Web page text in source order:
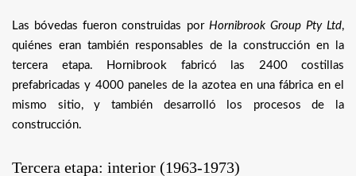
Las bóvedas fueron construidas por Hornibrook Group Pty Ltd,
quiénes eran también responsables de la construcción en la
tercera etapa. Hornibrook fabricó las 2400 costillas
prefabricadas y 4000 paneles de la azotea en una fábrica en el
mismo sitio, y también desarrolló los procesos de la
construcción.
Tercera etapa: interior (1963-1973)